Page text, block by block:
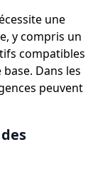
une
y compris un
compatibles
Dans les
peuvent